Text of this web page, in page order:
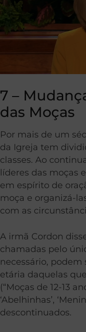
7 –
das Moças
Por mais de um
da Igreja tem
classes. Ao
líderes das moças
em espírito de
moça e organizá-
com as
A irmã Cordon
chamadas pelo
necessário, podem
etária daquelas
(“Moças de 12-13
‘Abelhinhas’,
descontinuados.